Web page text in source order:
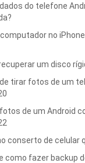
do telefone
no
um disco
tirar fotos de um
de um Android
conserto de celular
como fazer backup